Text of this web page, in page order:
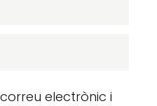
electrònic i